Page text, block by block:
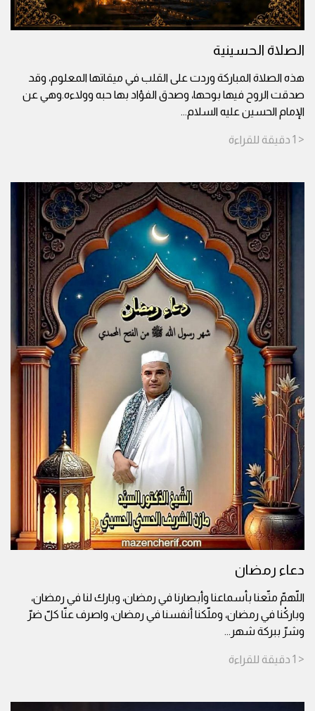
الصلاة الحسينية
هذه الصلاة المباركة وردت على القلب في ميقاتها المعلوم، وقد
صدقت الروح فيها بوحها، وصدق الفؤاد بها حبه وولاءه.وهي عن
الإمام الحسين عليه السلام...
< 1 دقيقة للقراءة
دعاء رمضان
اللّهمّ متّعنا بأسماعنا وأبصارنا في رمضان، وبارك لنا في رمضان،
وباركْنا في رمضان، وملّكنا أنفسنا في رمضان، واصرف عنّا كلّ ضرّ
وشرّ ببركة شهر ...
< 1 دقيقة للقراءة